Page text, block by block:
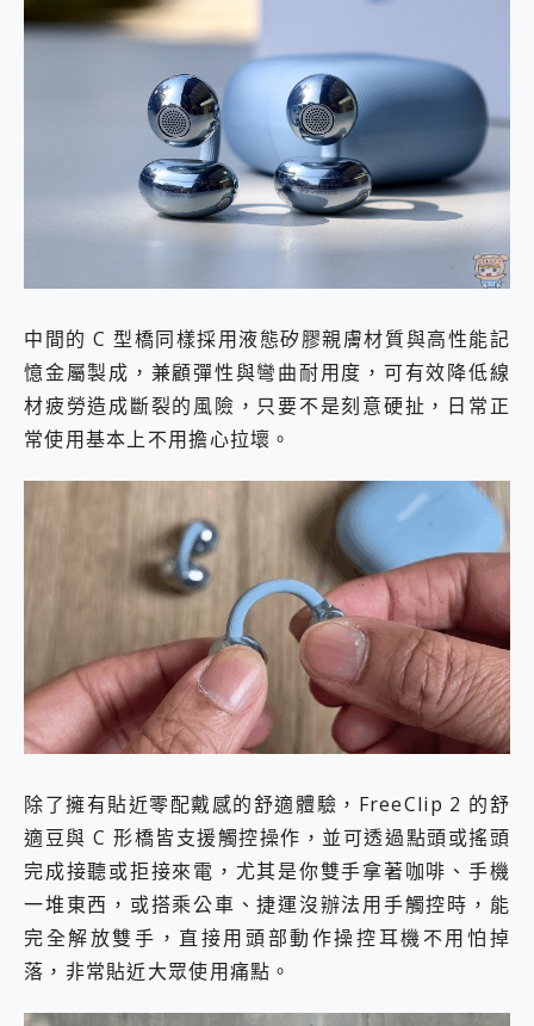
中間的 C 型橋同樣採用液態矽膠親膚材質與高性能記
憶金屬製成，兼顧彈性與彎曲耐用度，可有效降低線
材疲勞造成斷裂的風險，只要不是刻意硬扯，日常正
常使用基本上不用擔心拉壞。
除了擁有貼近零配戴感的舒適體驗，FreeClip 2 的舒
適豆與 C 形橋皆支援觸控操作，並可透過點頭或搖頭
完成接聽或拒接來電，尤其是你雙手拿著咖啡、手機
一堆東西，或搭乘公車、捷運沒辦法用手觸控時，能
完全解放雙手，直接用頭部動作操控耳機不用怕掉
落，非常貼近大眾使用痛點。